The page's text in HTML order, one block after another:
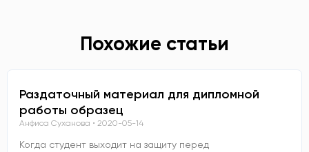
Похожие статьи
Раздаточный материал для дипломной
работы образец
Анфиса Суханова 2020-05-14
Когда студент выходит на защиту перед